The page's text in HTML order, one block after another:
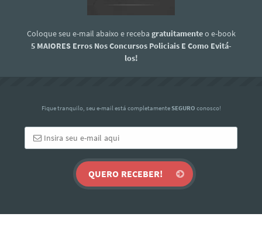
Coloque seu e-mail abaixo e receba gratuitamenteo e-book
5 MAIORES Erros Nos Concursos Policiais E Como Evitá-
los!
Fique tranquilo, seu e-mail está completamenteSEGURO conosco!